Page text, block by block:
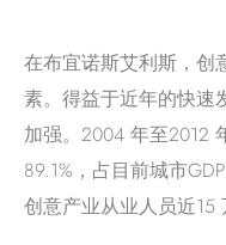
在布宜诺斯艾利斯，创
素。得益于近年的快速
加强。2004 年至2012
89.1%，占目前城市
创意产业从业人员近15